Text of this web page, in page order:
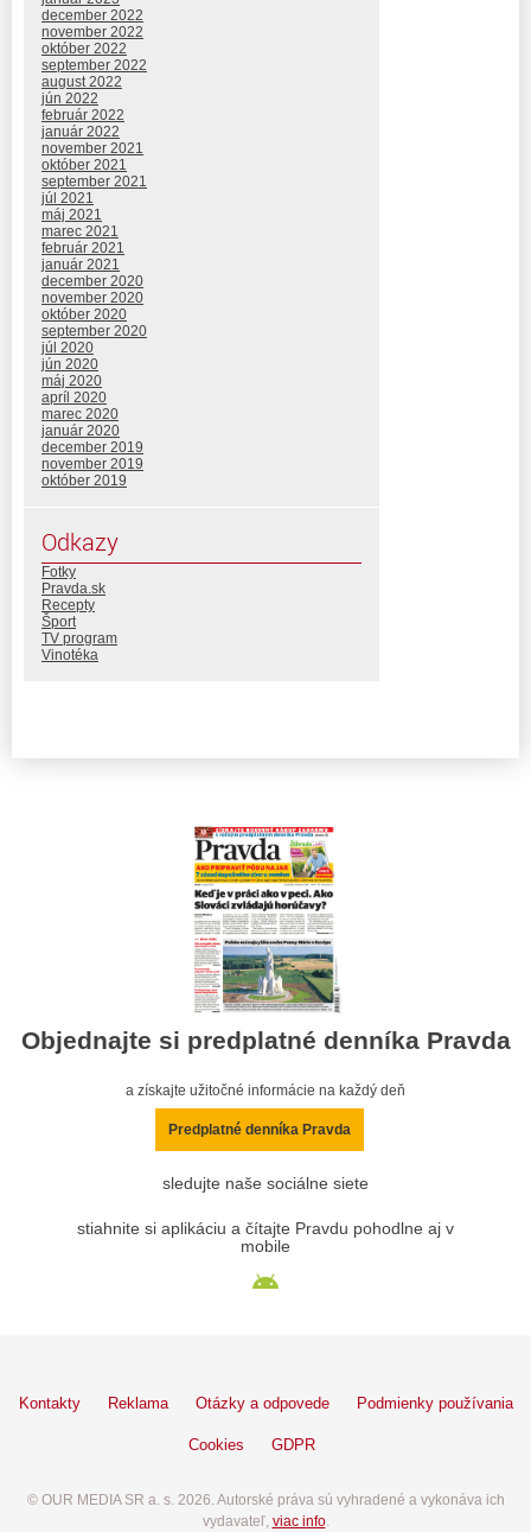
december 2022
november 2022
október 2022
september 2022
august 2022
jún 2022
február 2022
január 2022
november 2021
október 2021
september 2021
júl 2021
máj 2021
marec 2021
február 2021
január 2021
december 2020
november 2020
október 2020
september 2020
júl 2020
jún 2020
máj 2020
apríl 2020
marec 2020
január 2020
december 2019
november 2019
október 2019
Odkazy
Fotky
Pravda.sk
Recepty
Šport
TV program
Vinotéka
Objednajte si predplatné denníka Pravda
a získajte užitočné informácie na každý deň
Predplatné denníka Pravda
sledujte naše sociálne siete
stiahnite si aplikáciu a čítajte Pravdu pohodlne aj v
mobile
Kontakty Reklama Otázky a odpovede Podmienky používania
Cookies GDPR
© OUR MEDIA SR a. s. 2026. Autorské práva sú vyhradené a vykonáva ich
vydavateľ, viac info.